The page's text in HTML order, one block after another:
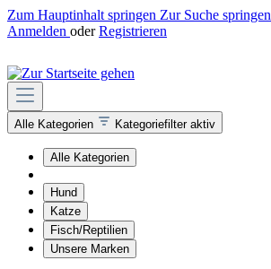
Zum Hauptinhalt springen Zur Suche springen
Anmelden oder Registrieren
Alle Kategorien Kategoriefilter aktiv
Alle Kategorien
Hund
Katze
Fisch/Reptilien
Unsere Marken